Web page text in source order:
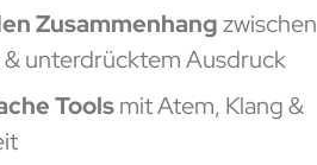
Zusammenhangzwischen
unterdrücktem Ausdruck
Toolsmit Atem, Klang &